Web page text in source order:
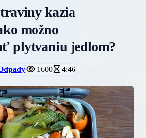
kazia
možno
plytvaniu jedlom?
1600 4:46